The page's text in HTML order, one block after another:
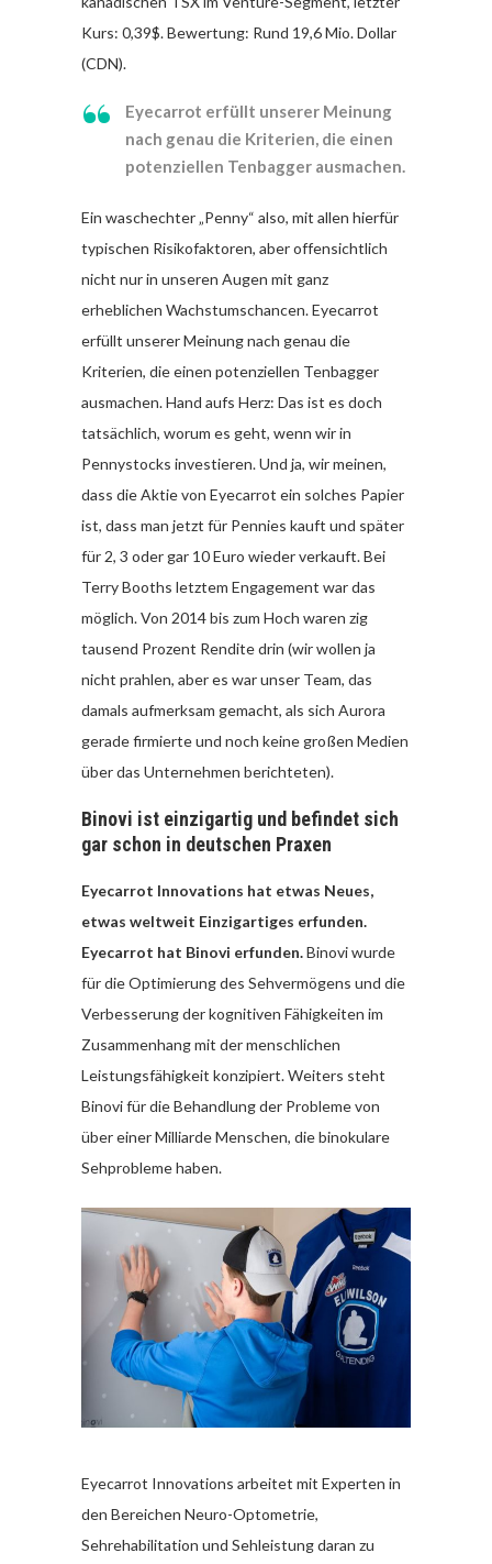
Kurs: 0,39$. Bewertung: Rund 19,6 Mio. Dollar
(CDN).
Eyecarrot erfüllt unserer Meinung
nach genau die Kriterien, die einen
potenziellen Tenbagger ausmachen.
Ein waschechter „Penny“ also, mit allen hierfür
typischen Risikofaktoren, aber offensichtlich
nicht nur in unseren Augen mit ganz
erheblichen Wachstumschancen. Eyecarrot
erfüllt unserer Meinung nach genau die
Kriterien, die einen potenziellen Tenbagger
ausmachen. Hand aufs Herz: Das ist es doch
tatsächlich, worum es geht, wenn wir in
Pennystocks investieren. Und ja, wir meinen,
dass die Aktie von Eyecarrot ein solches Papier
ist, dass man jetzt für Pennies kauft und später
für 2, 3 oder gar 10 Euro wieder verkauft. Bei
Terry Booths letztem Engagement war das
möglich. Von 2014 bis zum Hoch waren zig
tausend Prozent Rendite drin (wir wollen ja
nicht prahlen, aber es war unser Team, das
damals aufmerksam gemacht, als sich Aurora
gerade firmierte und noch keine großen Medien
über das Unternehmen berichteten).
Binovi ist einzigartig und befindet sich
gar schon in deutschen Praxen
Eyecarrot Innovations hat etwas Neues,
etwas weltweit Einzigartiges erfunden.
Eyecarrot hat Binovi erfunden.Binovi wurde
für die Optimierung des Sehvermögens und die
Verbesserung der kognitiven Fähigkeiten im
Zusammenhang mit der menschlichen
Leistungsfähigkeit konzipiert. Weiters steht
Binovi für die Behandlung der Probleme von
über einer Milliarde Menschen, die binokulare
Sehprobleme haben.
Eyecarrot Innovations arbeitet mit Experten in
den Bereichen Neuro-Optometrie,
Sehrehabilitation und Sehleistung daran zu